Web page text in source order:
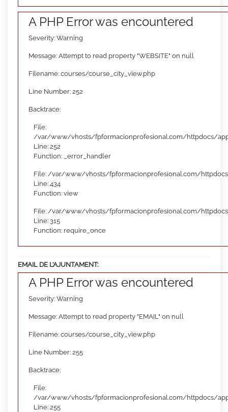
A PHP Error was encountered
Severity: Warning
Message: Attempt to read property "WEBSITE" on null
Filename: courses/course_city_view.php
Line Number: 252
Backtrace:
File:
/var/www/vhosts/fpformacionprofesional.com/httpdocs/
Line: 252
Function: _error_handler
File: /var/www/vhosts/fpformacionprofesional.com/
Line: 434
Function: view
File: /var/www/vhosts/fpformacionprofesional.com/
Line: 315
Function: require_once
EMAIL DE L’AJUNTAMENT:
A PHP Error was encountered
Severity: Warning
Message: Attempt to read property "EMAIL" on null
Filename: courses/course_city_view.php
Line Number: 255
Backtrace:
File:
/var/www/vhosts/fpformacionprofesional.com/httpdocs/
Line: 255